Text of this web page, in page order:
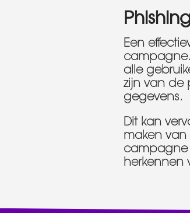
Een
alle
zijn van de
gegevens.
Dit kan
maken
campagne
herkennen